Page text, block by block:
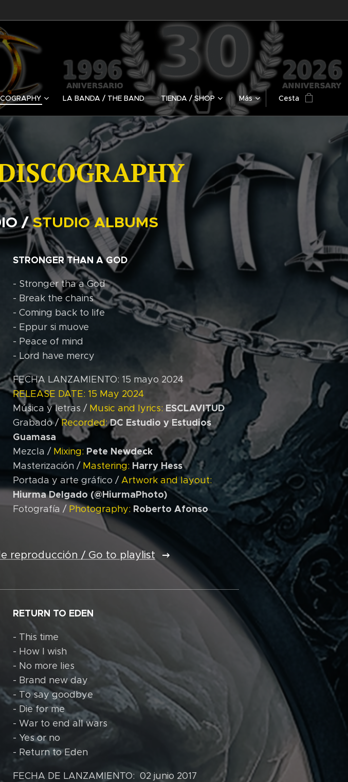
LA BANDA / THE BAND TIENDA / SHOP Más Cesta
/STUDIO ALBUMS
STRONGER THAN A GOD
- Stronger tha a God
- Break the chains
- Coming back to life
- Eppur si muove
- Peace of mind
- Lord have mercy
FECHA LANZAMIENTO: 15 mayo 2024
RELEASE DATE: 15 May 2024
Música y letras / Music and lyrics: ESCLAVITUD
Grabado /Recorded: DC Estudio y Estudios
Guamasa
Mezcla / Mixing: Pete Newdeck
Masterización / Mastering: Harry Hess
Portada y arte gráfico /Artwork and layout:
Hiurma Delgado (@HiurmaPhoto)
Fotografía / Photography: Roberto Afonso
reproducción / Go to playlist
RETURN TO EDEN
- This time
- How I wish
- No more lies
- Brand new day
- To say goodbye
- Die for me
- War to end all wars
- Yes or no
- Return to Eden
FECHA DE LANZAMIENTO: 02 junio 2017